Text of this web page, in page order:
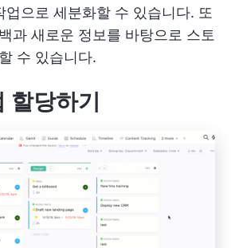
업으로 세분화할 수 있습니다. 또
과 새로운 정보를 바탕으로 스토
수 있습니다.
할당하기